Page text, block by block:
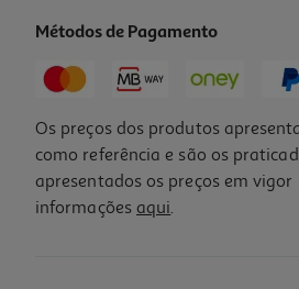
Métodos de Pagamento
Os preços dos produtos
como referência e são os
apresentados os preços em
informações aqui.